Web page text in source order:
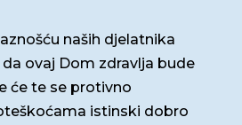
naših djelatnika
ovaj Dom zdravlja bude
će te se protivno
istinski dobro